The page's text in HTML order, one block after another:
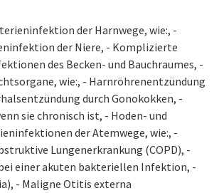
der Harnwege, wie:, -
der Niere, - Komplizierte
des Becken- und Bauchraumes, -
wie:, - Harnröhrenentzündung
durch Gonokokken, -
sie chronisch ist, - Hoden- und
der Atemwege, wie:, -
Lungenerkrankung (COPD), -
einer akuten bakteriellen Infektion, -
- Maligne Otitis externa